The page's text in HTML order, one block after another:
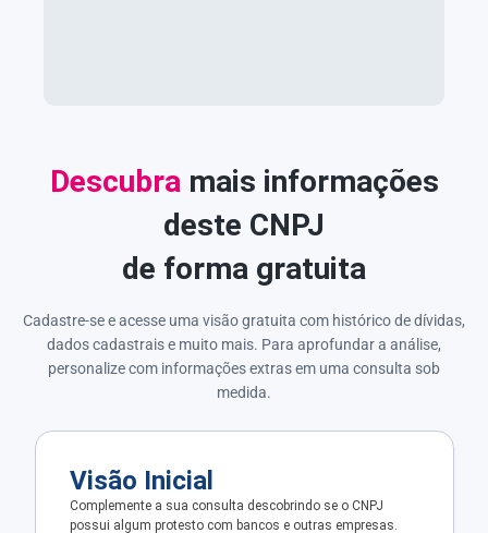
Descubra mais informações
deste CNPJ
de forma gratuita
Cadastre-se e acesse uma visão gratuita com histórico de dívidas,
dados cadastrais e muito mais. Para aprofundar a análise,
personalize com informações extras em uma consulta sob
medida.
Visão Inicial
Complemente a sua consulta descobrindo se o CNPJ
possui algum protesto com bancos e outras empresas.